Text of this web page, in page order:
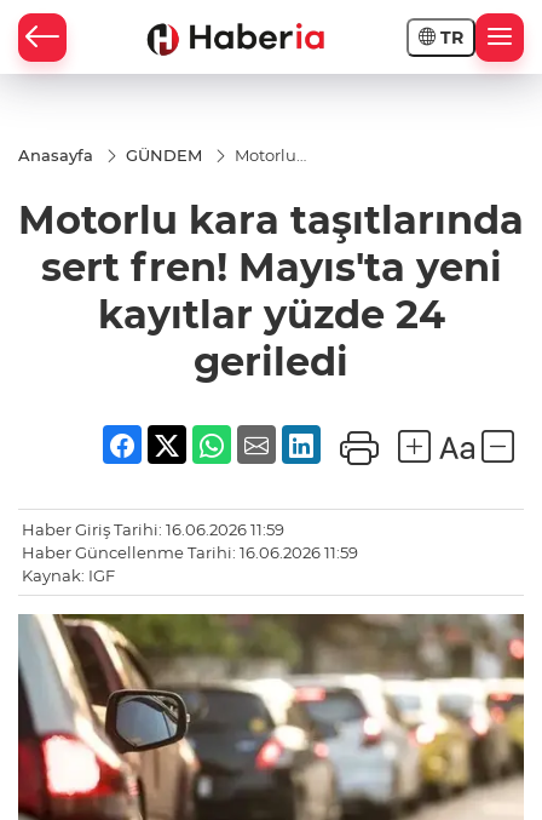
TR
Anasayfa GÜNDEM
Motorlu
sert fren!
Mayıs'ta
yeni
kayıtlar
yüzde 24
geriledi
Motorlu kara taşıtlarında
sert fren! Mayıs'ta yeni
kayıtlar yüzde 24
geriledi
Haber Giriş Tarihi: 16.06.2026 11:59
Haber Güncellenme Tarihi: 16.06.2026 11:59
Kaynak: IGF